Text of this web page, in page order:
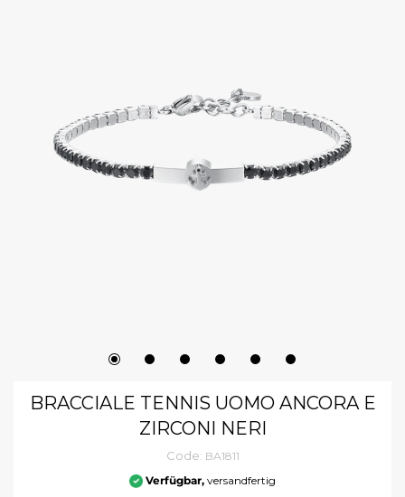
BRACCIALE TENNIS UOMO ANCORA E
ZIRCONI NERI
Code: BA1811
Verfügbar, versandfertig